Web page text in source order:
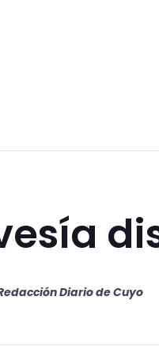
Diario de Cuyo